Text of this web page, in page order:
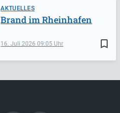
AKTUELLES
bookmark_border
16. Juli 202609:05
Brand im Rheinhafen